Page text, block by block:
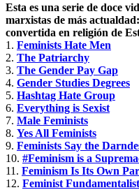
Esta es una serie de doce
marxistas de más
convertida en religión de
1. Feminists Hate Men
2. The Patriarchy
3. The Gender Pay Gap
4. Gender Studies Degrees
5. Hashtag Hate Group
6. Everything is Sexist
7. Male Feminists
8. Yes All Feminists
9. Feminists Say the
10. #Feminism is a
11. Feminism Is Its Own
12. Feminist